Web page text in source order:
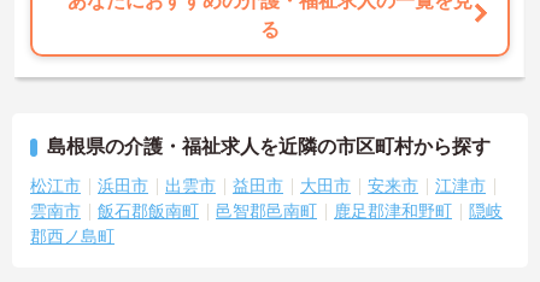
る
島根県の介護・福祉求人を近隣の市区町村から探す
松江市 浜田市 出雲市 益田市 大田市 安来市
江津市
雲南市
飯石郡飯南町 邑智郡邑南町 鹿足郡津和野町
隠岐
郡西ノ島町